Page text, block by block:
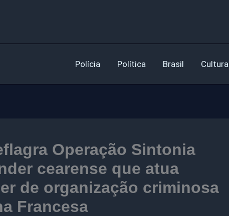
Polícia Política Brasil Cultura
Operação Sintonia
cearense que atua
de organização criminosa
Francesa